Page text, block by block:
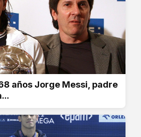
años Jorge Messi, padre